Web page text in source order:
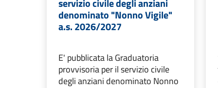
servizio civile degli anziani
denominato "Nonno Vigile"
a.s. 2026/2027
E' pubblicata la Graduatoria
provvisoria per il servizio civile
degli anziani denominato Nonno